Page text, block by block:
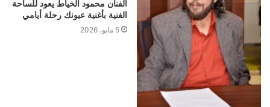
الفنان محمود الخياط يعود للساحة
الفنية بأغنية عيونك رحلة أيامي
5 مايو، 2026